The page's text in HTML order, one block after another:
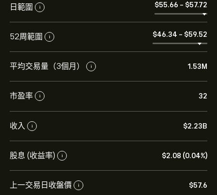
日範圍 i ‎$‎55.66 - ‎$‎57.72
52周範圍 i ‎$‎46.34 - ‎$‎59.52
平均交易量（3個月） i 1.53M
市盈率 i 32
收入 i ‎$‎2.23B
股息 (收益率) i ‎$‎2.08 (0.04%)
上一交易日收盤價 i ‎$‎57.6
TXNM 現價為‎$‎57.60。
TXNM Energy Inc 的平均目標價為 ‎$‎57.60。註冊eToro
分析師根據市場趨勢、財務報告和預期增長對TXNM